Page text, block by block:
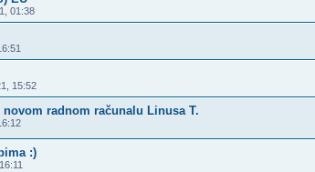
01:38
15:52
radnom računalu Linusa T.
:)